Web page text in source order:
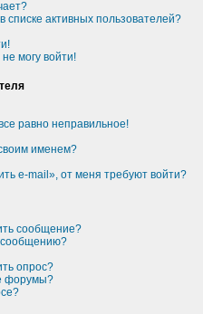
списке активных пользователей?
могу войти!
равно неправильное!
именем?
e-mail», от меня требуют войти?
сообщение?
сообщению?
опрос?
форумы?